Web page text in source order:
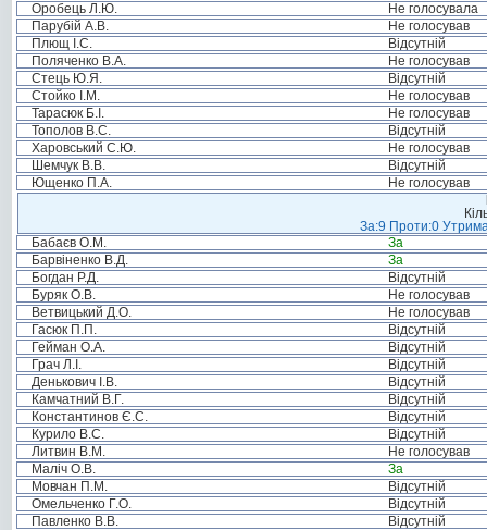
Оробець Л.Ю.
Не голосувала
Парубій А.В.
Не голосував
Плющ І.С.
Відсутній
Поляченко В.А.
Не голосував
Стець Ю.Я.
Відсутній
Стойко І.М.
Не голосував
Тарасюк Б.І.
Не голосував
Тополов В.С.
Відсутній
Харовський С.Ю.
Не голосував
Шемчук В.В.
Відсутній
Ющенко П.А.
Не голосував
За:9 Проти:0
Бабаєв О.М.
За
Барвіненко В.Д.
За
Богдан Р.Д.
Відсутній
Буряк О.В.
Не голосував
Ветвицький Д.О.
Не голосував
Гасюк П.П.
Відсутній
Гейман О.А.
Відсутній
Грач Л.І.
Відсутній
Денькович І.В.
Відсутній
Камчатний В.Г.
Відсутній
Константинов Є.С.
Відсутній
Курило В.С.
Відсутній
Литвин В.М.
Не голосував
Маліч О.В.
За
Мовчан П.М.
Відсутній
Омельченко Г.О.
Відсутній
Павленко В.В.
Відсутній